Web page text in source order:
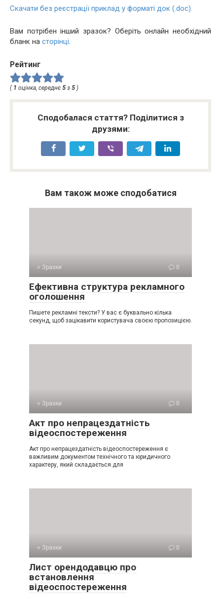
Скачати без реєстрації приклад у форматі док (.doc)
Вам потрібен інший зразок? Оберіть онлайн необхідний
бланк на сторінці.
Рейтинг
( 1 оцінка, середнє 5 з 5 )
Сподобалася стаття? Поділитися з
друзями:
Вам також може сподобатися
⭐ Зразки 0
Ефективна структура рекламного
оголошення
Пишете рекламні тексти? У вас є буквально кілька
секунд, щоб зацікавити користувача своєю пропозицією.
⭐ Зразки 0
Акт про непрацездатність
відеоспостереження
Акт про непрацездатність відеоспостереження є
важливим документом технічного та юридичного
характеру, який складається для
⭐ Зразки 0
Лист орендодавцю про
встановлення
відеоспостереження